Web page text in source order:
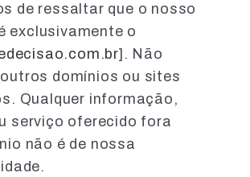
de ressaltar que o nosso
exclusivamente o
]. Não
domínios ou sites
Qualquer informação,
serviço oferecido fora
não é de nossa